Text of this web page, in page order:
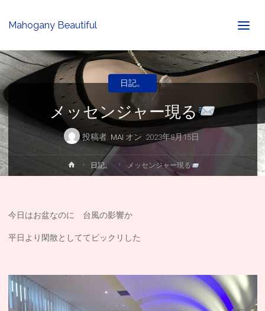
Mahogany Beautiful
メッセンジャー現る
投稿者: MAI オン 2023年8月15日
日記。
ホ
ー
日記。 メッセンジャー現る
今日はお盆なのに 台風の影響か
平日より閑散としててビックリした